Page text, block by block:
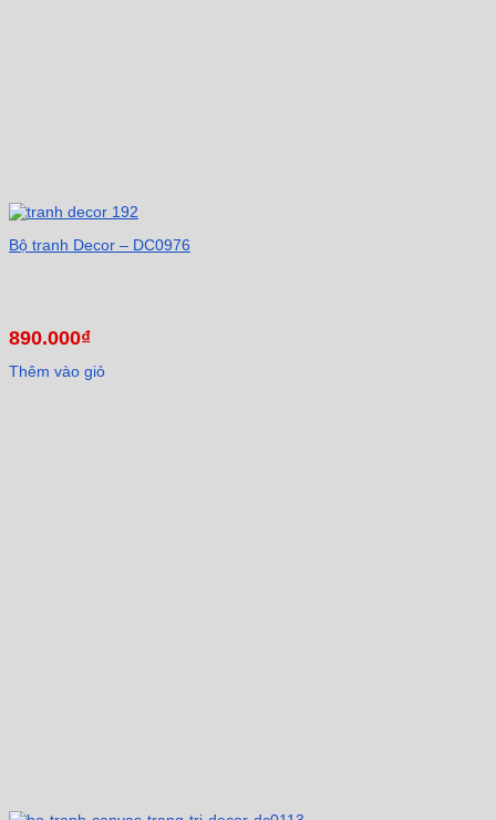
Bộ tranh Decor – DC0976
890.000₫
Thêm vào giỏ